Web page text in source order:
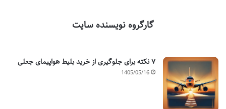
گارگروه نویسنده سایت
۷ نکته برای جلوگیری از خرید بلیط هواپیمای جعلی
1405/05/16